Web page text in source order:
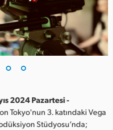
2024 Pazartesi -
Tokyo'nun 3. katındaki Vega
Stüdyosu’nda;